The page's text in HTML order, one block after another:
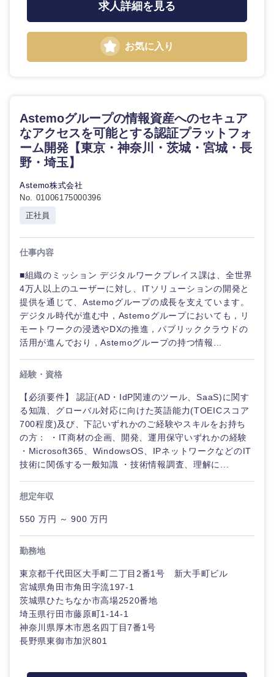
選択する
選択する
選択する
選択する
求人詳細を見る
お気に入り
Astemoグループの情報資産へのセキュア
なアクセスを可能とする認証プラットフォ
ーム開発【東京・神奈川・茨城・宮城・長
野・埼玉】
Astemo株式会社
No. 01006175000396
正社員
仕事内容
■組織のミッション デジタルワークプレイス課は、全世界
4万人以上のユーザーに対し、ITソリューションの開発と
提供を通じて、Astemoグループの成長を支えています。
デジタル時代が進む中，Astemoグループにおいても，リ
モートワークの浸透やDXの推進，パブリッククラウドの
活用が進んでおり，Astemoグループの持つ情報...
経験・資格
【必須要件】 認証(AD・IdP関連のツール、SaaS)に関す
る知識、グローバル対応に向けた英語能力(TOEICスコア
700程度)及び、下記いずれかのご経験やスキルをお持ち
の方： ・IT商材の企画、開発、運用保守いずれかの経験
・Microsoft365、WindowsOS、IPネットワークなどのIT
技術に関係する一般知識 ・技術情報調査、理解に...
想定年収
550 万円 ～ 900 万円
勤務地
東京都千代田区大手町二丁目2番1号 新大手町ビル
宮城県角田市角田字流197-1
茨城県ひたちなか市高場2520番地
埼玉県行田市藤原町1-14-1
神奈川県厚木市恩名四丁目7番1号
長野県東御市加沢801